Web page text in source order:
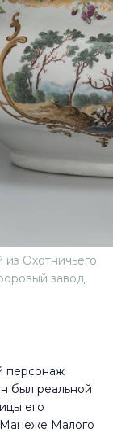
Охотничьего
завод,
персонаж
был реальной
его
Манеже Малого